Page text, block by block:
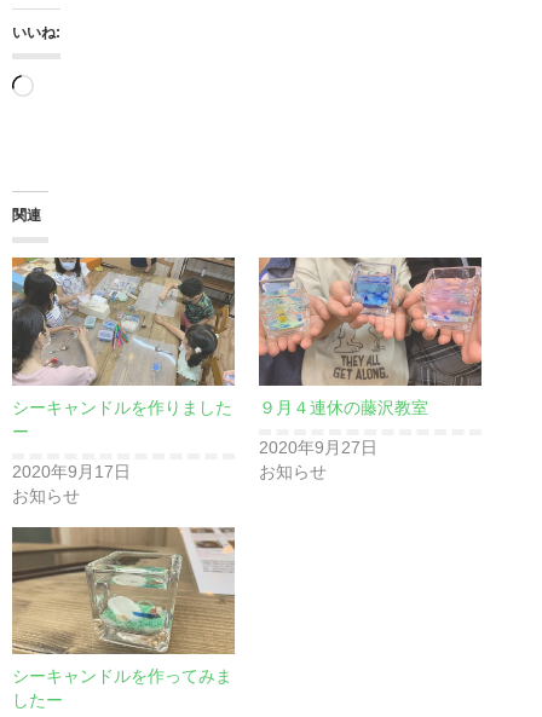
いいね:
読
み
中…
関連
シーキャンドルを作りました
ー
2020年9月17日
お知らせ
９月４連休の藤沢教室
2020年9月27日
お知らせ
シーキャンドルを作ってみま
したー